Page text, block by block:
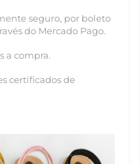
seguro, por boleto
do Mercado Pago.
a compra.
certificados de